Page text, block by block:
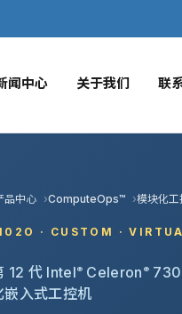
闻中心 关于我们 联
品中心 ComputeOps™ 模块化工
· CUSTOM ·
12 代 Intel® Celeron ®
嵌入式工控机